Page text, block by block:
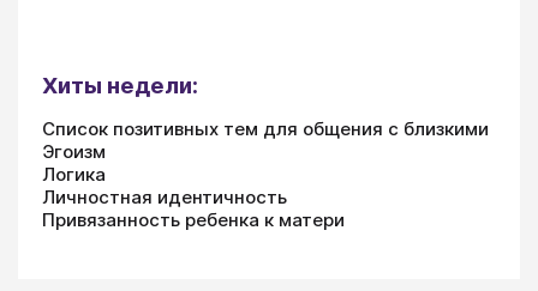
Хиты недели:
Список позитивных тем для общения с близкими
Эгоизм
Логика
Личностная идентичность
Привязанность ребенка к матери